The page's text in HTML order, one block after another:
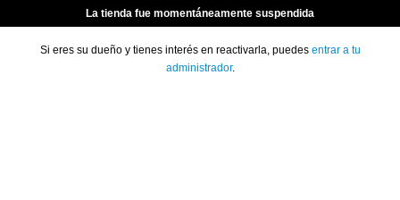
La tienda fue momentáneamente suspendida
Si eres su dueño y tienes interés en reactivarla, puedes entrar a tu
administrador.